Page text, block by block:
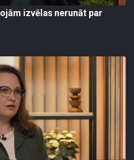
izvēlas nerunāt par